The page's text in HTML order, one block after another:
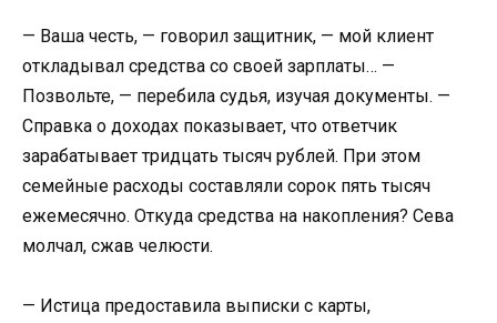
— Ваша честь, — говорил защитник, — мой клиент
откладывал средства со своей зарплаты… —
Позвольте, — перебила судья, изучая документы. —
Справка о доходах показывает, что ответчик
зарабатывает тридцать тысяч рублей. При этом
семейные расходы составляли сорок пять тысяч
ежемесячно. Откуда средства на накопления? Сева
молчал, сжав челюсти.
— Истица предоставила выписки с карты,